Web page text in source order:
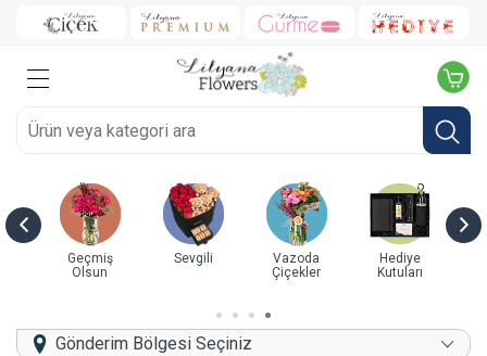
Hediye
Kutuları
Doğum Günü Yeni İş/Terfi Yıl Dönümü
Gönderim Bölgesi Seçiniz